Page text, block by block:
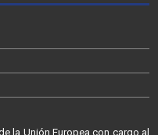
la Unión Europea con cargo al